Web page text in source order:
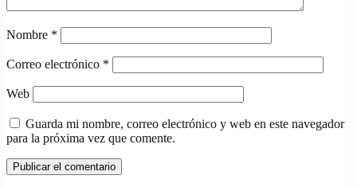
Nombre *
Correo electrónico *
Web
Guarda mi nombre, correo electrónico y web en este navegador
para la próxima vez que comente.